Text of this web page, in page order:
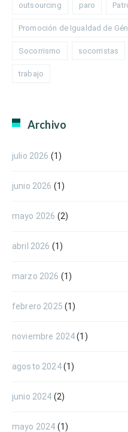
outsourcing paro
Promoción de Igualdad de
Socorrismo socorristas
trabajo
Archivo
julio 2026 (1)
junio 2026 (1)
mayo 2026 (2)
abril 2026 (1)
marzo 2026 (1)
febrero 2025 (1)
noviembre 2024(1)
agosto 2024(1)
junio 2024 (2)
mayo 2024 (1)